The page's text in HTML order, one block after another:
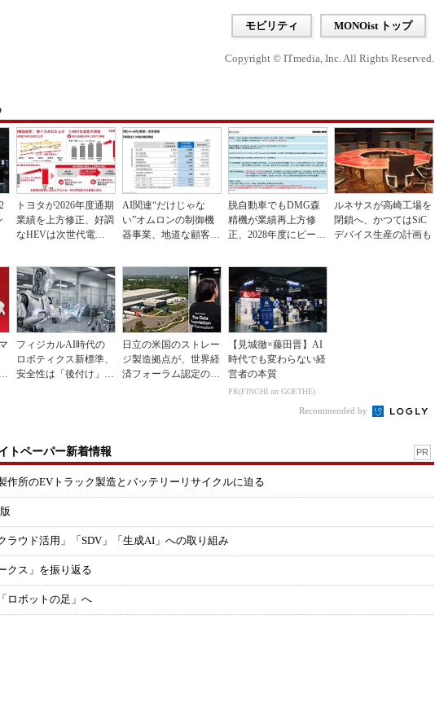
モビリティ MONOist トップ
Copyright © ITmedia, Inc. All Rights Reserved.
トヨタが2026年度通期
業績を上方修正、好調
なHEVは次世代電池
AI関連“だけじゃな
い”オムロンの制御機
器事業、地道な顧客基
脱自動車でもDMG森
精機が業績再上方修
正、2028年度にピーク
ルネサスが高崎工場を
閉鎖へ、かつてはSiC
デバイス生産の計画も
フィジカルAI時代の
ロボティクス新標準、
安全性は「後付け」で
日立の米国のストレー
ジ製造拠点が、世界経
済フォーラム認定の先
【見城徹×藤田晋】AI
時代でも変わらない経
営者の本質
PR(FINCHI on GOETHE)
Recommended by
トペーパー新着情報 PR
作所のEVトラック製造とバッテリーリサイクルに迫る
ラウド活用」「SDV」「生成AI」への取り組み
クス」を振り返る
ロボットの足」へ